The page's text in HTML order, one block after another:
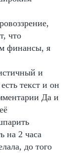
что
финансы, я
и
текст и он
Да и
на 2 часа
до того